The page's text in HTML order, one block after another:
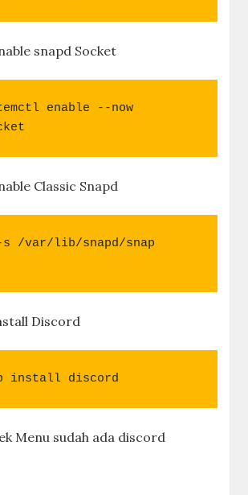
snapd Socket
enable --now
Classic Snapd
/var/lib/snapd/snap
Discord
install discord
Menu sudah ada discord